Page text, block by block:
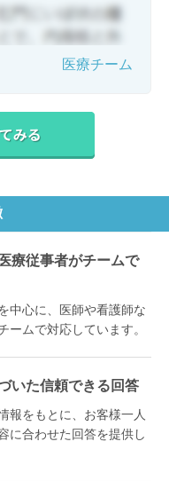
医療チーム
療従事者がチームで
中心に、医師や看護師な
ームで対応しています。
いた信頼できる回答
報をもとに、お客様一人
に合わせた回答を提供し